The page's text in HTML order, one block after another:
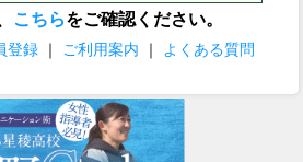
こちらをご確認ください。
登録 ｜ ご利用案内 ｜ よくある質問